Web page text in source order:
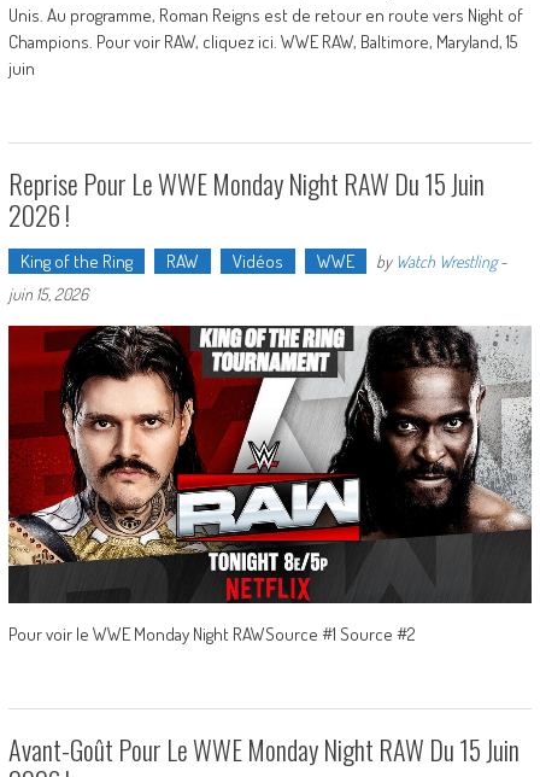
Unis. Au programme, Roman Reigns est de retour en route vers Night of
Champions. Pour voir RAW, cliquez ici. WWE RAW, Baltimore, Maryland, 15
juin
Reprise Pour Le WWE Monday Night RAW Du 15 Juin
2026 !
King of the Ring RAW Vidéos WWE by Watch Wrestling-
juin 15, 2026
Pour voir le WWE Monday Night RAWSource #1 Source #2
Avant-Goût Pour Le WWE Monday Night RAW Du 15 Juin